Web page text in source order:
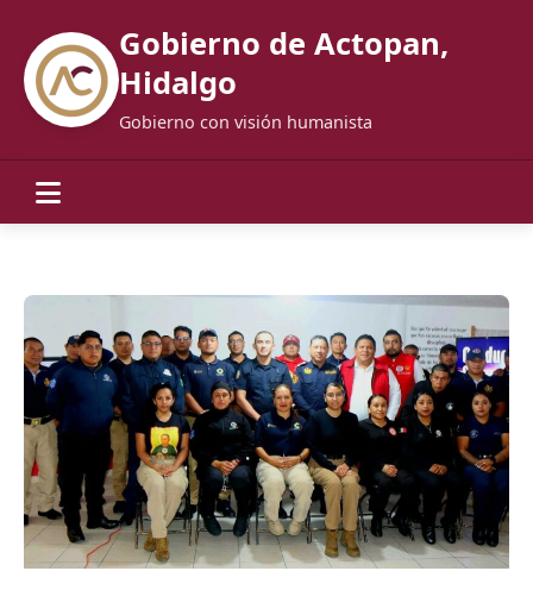
Gobierno de Actopan,
Hidalgo
Gobierno con visión humanista